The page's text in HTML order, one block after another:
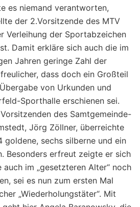
es niemand verantworten,
der 2.Vorsitzende des MTV
Verleihung der Sportabzeichen
Damit erkläre sich auch die im
Jahren geringe Zahl der
dass doch ein Großteil
von Urkunden und
Sporthalle erschienen sei.
des Samtgemeinde-
Jörg Zöllner, überreichte
goldene, sechs silberne und ein
Besonders erfreut zeigte er sich
auch im „gesetzteren Alter“ noch
sei es nun zum ersten Mal
„Wiederholungstäter“. Mit